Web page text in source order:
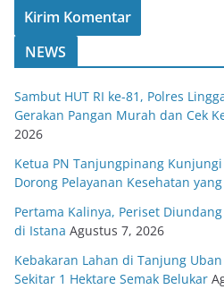
NEWS
Sambut HUT RI ke-81, Polres
Gerakan Pangan Murah dan Cek
2026
Ketua PN Tanjungpinang Kunjungi
Dorong Pelayanan Kesehatan
Pertama Kalinya, Periset
di Istana Agustus 7, 2026
Kebakaran Lahan di Tanjung
Sekitar 1 Hektare Semak Belukar